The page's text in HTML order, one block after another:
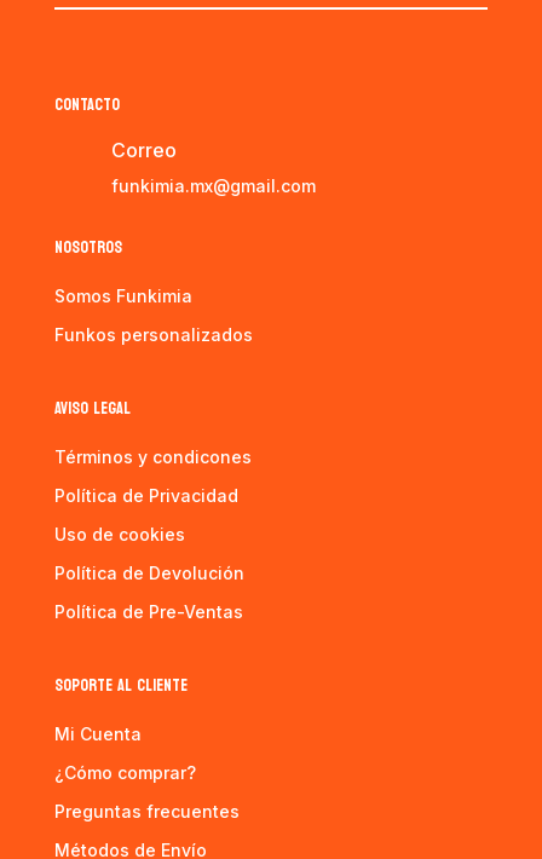
CONTACTO
Correo
funkimia.mx@gmail.com
NOSOTROS
Somos Funkimia
Funkos personalizados
AVISO LEGAL
Términos y condicones
Política de Privacidad
Uso de cookies
Política de Devolución
Política de Pre-Ventas
SOPORTE AL CLIENTE
Mi Cuenta
¿Cómo comprar?
Preguntas frecuentes
Métodos de Envío